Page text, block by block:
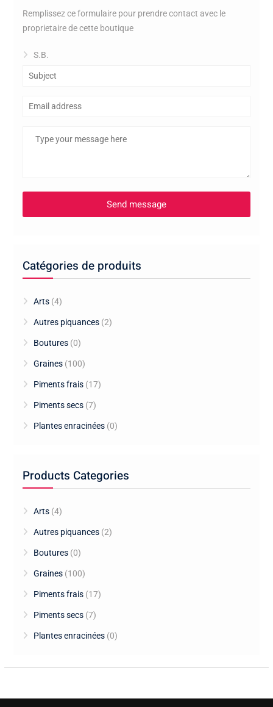
Remplissez ce formulaire pour prendre contact avec le
proprietaire de cette boutique
S.B.
Catégories de produits
Arts (4)
Autres piquances (2)
Boutures (0)
Graines (100)
Piments frais (17)
Piments secs (7)
Plantes enracinées (0)
Products Categories
Arts (4)
Autres piquances (2)
Boutures (0)
Graines (100)
Piments frais (17)
Piments secs (7)
Plantes enracinées (0)